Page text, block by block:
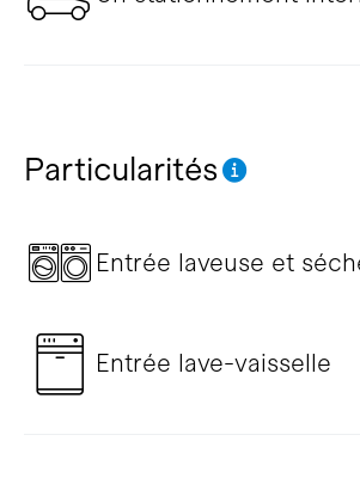
Particularités
Entrée laveuse et
Entrée lave-vaisselle